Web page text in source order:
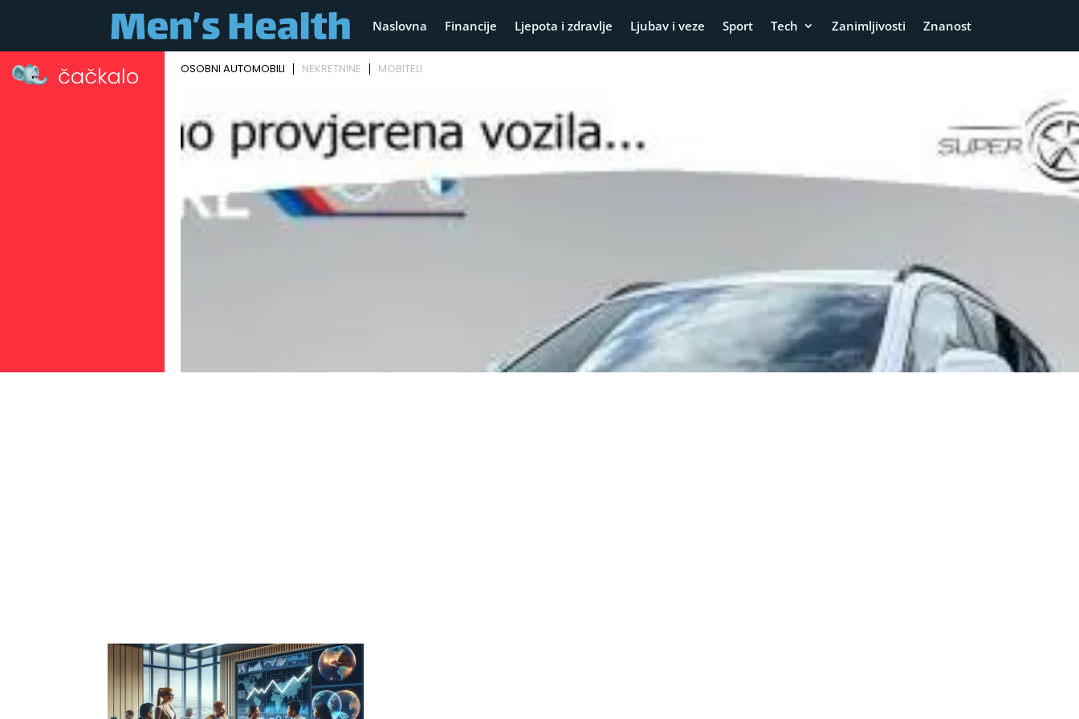
Naslovna Financije Ljepota i zdravlje Ljubav i veze Sport Tech Zanimljivosti Znanost